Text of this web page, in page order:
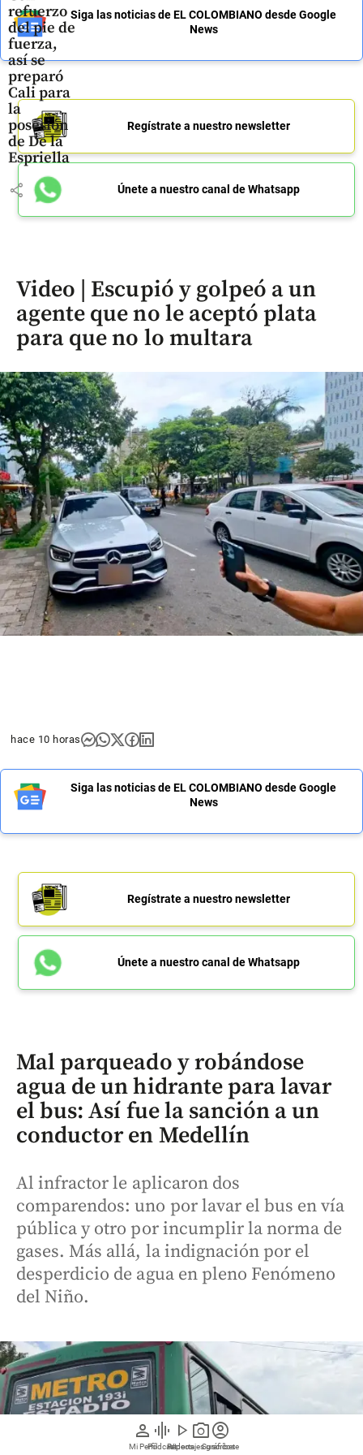
person
Mi Perfil
graphic_eq
Pódcast
play_arrow
Videos
photo_camera
Reportajes gráficos
account_circle
Suscríbete
refuerzo
del pie de
fuerza,
así se
preparó
Cali para
la
posesión
de De la
Espriella
share
Siga las noticias de EL COLOMBIANO desde Google
News
Regístrate a nuestro newsletter
Únete a nuestro canal de Whatsapp
Video | Escupió y golpeó a un
agente que no le aceptó plata
para que no lo multara
hace 10 horas
Siga las noticias de EL COLOMBIANO desde Google
News
Regístrate a nuestro newsletter
Únete a nuestro canal de Whatsapp
Mal parqueado y robándose
agua de un hidrante para lavar
el bus: Así fue la sanción a un
conductor en Medellín
Al infractor le aplicaron dos
comparendos: uno por lavar el bus en vía
pública y otro por incumplir la norma de
gases. Más allá, la indignación por el
desperdicio de agua en pleno Fenómeno
del Niño.